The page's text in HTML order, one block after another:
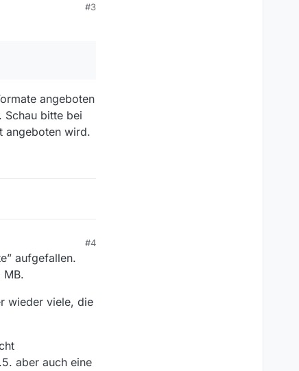
Beiträge
eine Folge einer
#3
angeboten
Schau bitte bei
angeboten wird.
#4
aufgefallen.
wieder viele, die
aber auch eine